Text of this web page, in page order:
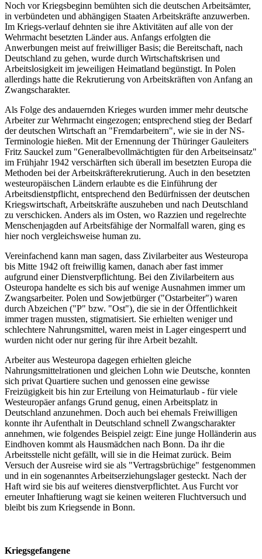
Noch vor Kriegsbeginn bemühten sich die deutschen Arbeitsämter,
in verbündeten und abhängigen Staaten Arbeitskräfte anzuwerben.
Im Kriegs-verlauf dehnten sie ihre Aktivitäten auf alle von der
Wehrmacht besetzten Länder aus. Anfangs erfolgten die
Anwerbungen meist auf freiwilliger Basis; die Bereitschaft, nach
Deutschland zu gehen, wurde durch Wirtschaftskrisen und
Arbeitslosigkeit im jeweiligen Heimatland begünstigt. In Polen
allerdings hatte die Rekrutierung von Arbeitskräften von Anfang an
Zwangscharakter.
Als Folge des andauernden Krieges wurden immer mehr deutsche
Arbeiter zur Wehrmacht eingezogen; entsprechend stieg der Bedarf
der deutschen Wirtschaft an "Fremdarbeitern", wie sie in der NS-
Terminologie hießen. Mit der Ernennung der Thüringer Gauleiters
Fritz Sauckel zum "Generalbevollmächtigten für den Arbeitseinsatz"
im Frühjahr 1942 verschärften sich überall im besetzten Europa die
Methoden bei der Arbeitskräfterekrutierung. Auch in den besetzten
westeuropäischen Ländern erlaubte es die Einführung der
Arbeitsdienstpflicht, entsprechend den Bedürfnissen der deutschen
Kriegswirtschaft, Arbeitskräfte auszuheben und nach Deutschland
zu verschicken. Anders als im Osten, wo Razzien und regelrechte
Menschenjagden auf Arbeitsfähige der Normalfall waren, ging es
hier noch vergleichsweise human zu.
Vereinfachend kann man sagen, dass Zivilarbeiter aus Westeuropa
bis Mitte 1942 oft freiwillig kamen, danach aber fast immer
aufgrund einer Dienstverpflichtung. Bei den Zivilarbeitern aus
Osteuropa handelte es sich bis auf wenige Ausnahmen immer um
Zwangsarbeiter. Polen und Sowjetbürger ("Ostarbeiter") waren
durch Abzeichen ("P" bzw. "Ost"), die sie in der Öffentlichkeit
immer tragen mussten, stigmatisiert. Sie erhielten weniger und
schlechtere Nahrungsmittel, waren meist in Lager eingesperrt und
wurden nicht oder nur gering für ihre Arbeit bezahlt.
Arbeiter aus Westeuropa dagegen erhielten gleiche
Nahrungsmittelrationen und gleichen Lohn wie Deutsche, konnten
sich privat Quartiere suchen und genossen eine gewisse
Freizügigkeit bis hin zur Erteilung von Heimaturlaub - für viele
Westeuropäer anfangs Grund genug, einen Arbeitsplatz in
Deutschland anzunehmen. Doch auch bei ehemals Freiwilligen
konnte ihr Aufenthalt in Deutschland schnell Zwangscharakter
annehmen, wie folgendes Beispiel zeigt: Eine junge Holländerin aus
Eindhoven kommt als Hausmädchen nach Bonn. Da ihr die
Arbeitsstelle nicht gefällt, will sie in die Heimat zurück. Beim
Versuch der Ausreise wird sie als "Vertragsbrüchige" festgenommen
und in ein sogenanntes Arbeitserziehungslager gesteckt. Nach der
Haft wird sie bis auf weiteres dienstverpflichtet. Aus Furcht vor
erneuter Inhaftierung wagt sie keinen weiteren Fluchtversuch und
bleibt bis zum Kriegsende in Bonn.
Kriegsgefangene